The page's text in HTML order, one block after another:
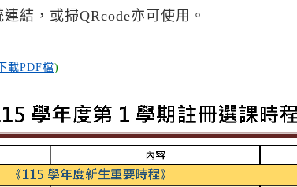
結，或掃QRcode亦可使用。
下載PDF檔)